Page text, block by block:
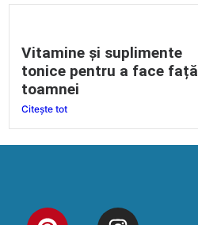
Vitamine și suplimente
tonice pentru a face față
toamnei
Citește tot